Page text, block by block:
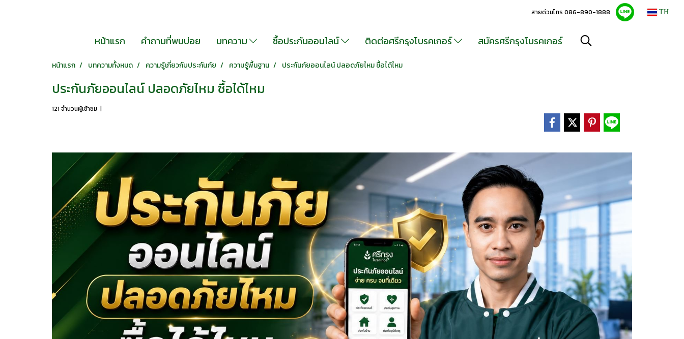
สายด่วนโทร 086-890-1888 TH
หน้าแรก คำถามที่พบบ่อย บทความ ซื้อประกันออนไลน์ ติดต่อศรีกรุงโบรคเกอร์ สมัครศรีกรุงโบรคเกอร์
หน้าแรก บทความทั้งหมด ความรู้เกี่ยวกับประกันภัย ความรู้พื้นฐาน ประกันภัยออนไลน์ ปลอดภัยไหม ซื้อได้ไหม
ประกันภัยออนไลน์ ปลอดภัยไหม ซื้อได้ไหม
121 จำนวนผู้เข้าชม |